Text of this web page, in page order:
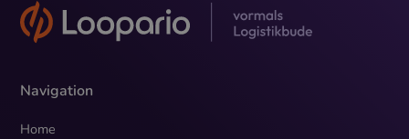
Navigation
Home